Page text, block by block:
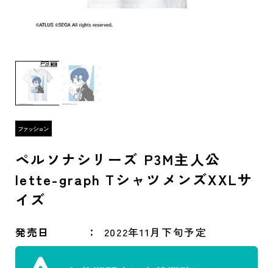
ペルソナシリーズ P3M主人公
lette-graph TシャツメンズXXLサ
イズ
発売日 2022年11月下旬予定